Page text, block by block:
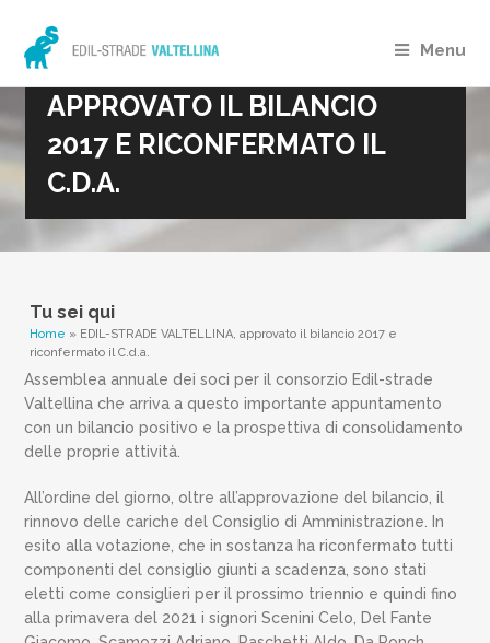
Menu
EDIL-STRADE VALTELLINA,
APPROVATO IL BILANCIO
2017 E RICONFERMATO IL
C.D.A.
Tu sei qui
Home » EDIL-STRADE VALTELLINA, approvato il bilancio 2017 e
riconfermato il C.d.a.
Assemblea annuale dei soci per il consorzio Edil-strade
Valtellina che arriva a questo importante appuntamento
con un bilancio positivo e la prospettiva di consolidamento
delle proprie attività.
All’ordine del giorno, oltre all’approvazione del bilancio, il
rinnovo delle cariche del Consiglio di Amministrazione. In
esito alla votazione, che in sostanza ha riconfermato tutti
componenti del consiglio giunti a scadenza, sono stati
eletti come consiglieri per il prossimo triennio e quindi fino
alla primavera del 2021 i signori Scenini Celo, Del Fante